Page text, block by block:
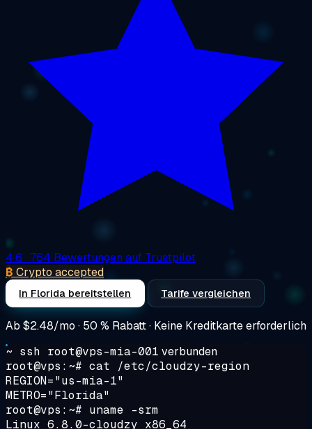
4.6 · 764 Bewertungen auf Trustpilot
₿ Crypto accepted
In Florida bereitstellen Tarife vergleichen
Ab $2.48/mo · 50 % Rabatt · Keine Kreditkarte erforderlich
~ ssh root@vps-mia-001 verbunden
root@vps:~# cat /etc/cloudzy-region
REGION="us-mia-1"
METRO="Florida"
root@vps:~# uname -srm
Linux 6.8.0-cloudzy x86_64